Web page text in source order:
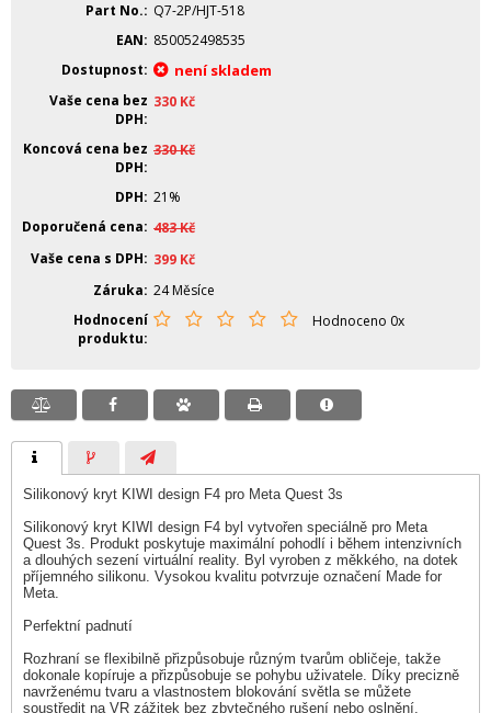
Part No.
Q7-2P/HJT-518
EAN
850052498535
Dostupnost
není skladem
Vaše cena bez
DPH
330 Kč
Koncová cena bez
DPH
330Kč
DPH 21%
Doporučená cena 483Kč
Vaše cena s DPH
399 Kč
Záruka 24 Měsíce
Hodnocení
produktu
Hodnoceno 0x
Silikonový kryt KIWI design F4 pro Meta Quest 3s
Silikonový kryt KIWI design F4 byl vytvořen speciálně pro Meta
Quest 3s. Produkt poskytuje maximální pohodlí i během intenzivních
a dlouhých sezení virtuální reality. Byl vyroben z měkkého, na dotek
příjemného silikonu. Vysokou kvalitu potvrzuje označení Made for
Meta.
Perfektní padnutí
Rozhraní se flexibilně přizpůsobuje různým tvarům obličeje, takže
dokonale kopíruje a přizpůsobuje se pohybu uživatele. Díky precizně
navrženému tvaru a vlastnostem blokování světla se můžete
soustředit na VR zážitek bez zbytečného rušení nebo oslnění.